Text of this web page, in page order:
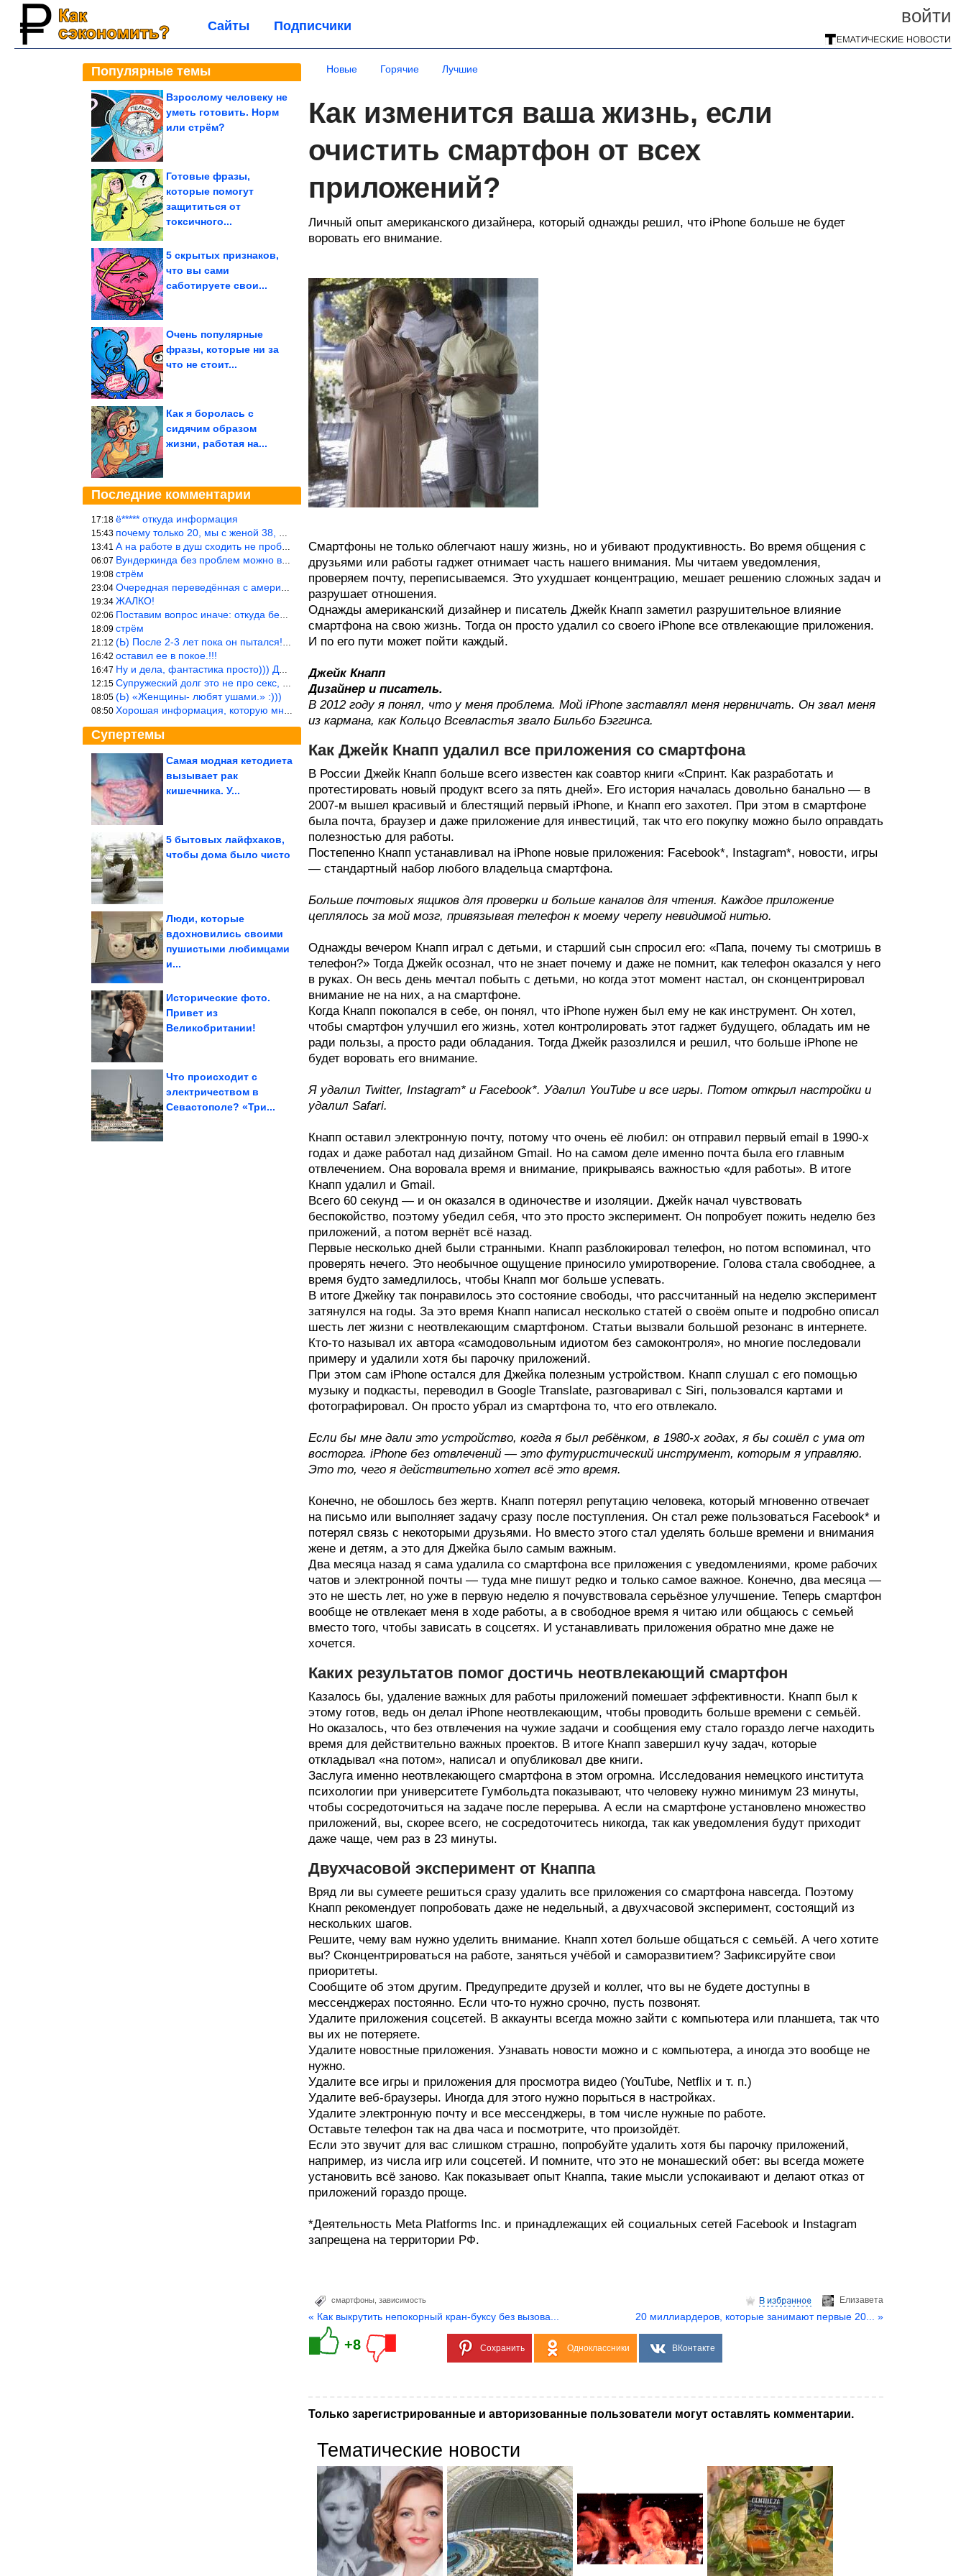
войти
Сайты Подписчики
Популярные темы
Взрослому человеку не
уметь готовить. Норм
или стрём?
Готовые фразы,
которые помогут
защититься от
токсичного...
5 скрытых признаков,
что вы сами
саботируете свои...
Очень популярные
фразы, которые ни за
что не стоит...
Как я боролась с
сидячим образом
жизни, работая на...
Последние комментарии
17:18 ё***** откуда информация
15:43 почему только 20, мы с женой 38, называется ртутной свадьбой, гр
13:41 А на работе в душ сходить не пробовали?
06:07 Вундеркинда без проблем можно вырастить всего-то с максимально р
19:08 стрём
23:04 Очередная переведённая с американского статья. Не работает эта ф
19:34 ЖАЛКО!
02:06 Поставим вопрос иначе: откуда берётся столь зловредный феминизм?
18:09 стрём
21:12 (Ь) После 2-3 лет пока он пытался! :))) Учитывая, что кошки 10-1
16:42 оставил ее в покое.!!!
16:47 Ну и дела, фантастика просто))) Даже и добавить то нечего…
12:15 Супружеский долг это не про секс, это про Жизнь на Земле. Супруж
18:05 (Ь) «Женщины- любят ушами.» :)))
08:50 Хорошая информация, которую многим стоило бы взять на вооружение
Супертемы
Юмор из соцсетей
Самая модная кетодиета
вызывает рак
кишечника. У...
5 бытовых лайфхаков,
чтобы дома было чисто
Люди, которые
вдохновились своими
пушистыми любимцами
и...
Приколы в стиле «Когда
Исторические фото.
Привет из
Великобритании!
Следователи назвали
причину смерти двух
девочек в Туве....
Что происходит с
электричеством в
Севастополе? «Три...
Новые Горячие Лучшие
Как изменится ваша жизнь, если
очистить смартфон от всех
приложений?
Личный опыт американского дизайнера, который однажды решил, что iPhone больше не будет
воровать его внимание.
Смартфоны не только облегчают нашу жизнь, но и убивают продуктивность. Во время общения с
друзьями или работы гаджет отнимает часть нашего внимания. Мы читаем уведомления,
проверяем почту, переписываемся. Это ухудшает концентрацию, мешает решению сложных задач и
разрушает отношения.
Однажды американский дизайнер и писатель Джейк Кнапп заметил разрушительное влияние
смартфона на свою жизнь. Тогда он просто удалил со своего iPhone все отвлекающие приложения.
И по его пути может пойти каждый.
Джейк Кнапп
Дизайнер и писатель.
В 2012 году я понял, что у меня проблема. Мой iPhone заставлял меня нервничать. Он звал меня
из кармана, как Кольцо Всевластья звало Бильбо Бэггинса.
Как Джейк Кнапп удалил все приложения со смартфона
В России Джейк Кнапп больше всего известен как соавтор книги «Спринт. Как разработать и
протестировать новый продукт всего за пять дней». Его история началась довольно банально — в
2007-м вышел красивый и блестящий первый iPhone, и Кнапп его захотел. При этом в смартфоне
была почта, браузер и даже приложение для инвестиций, так что его покупку можно было оправдать
полезностью для работы.
Постепенно Кнапп устанавливал на iPhone новые приложения: Facebook*, Instagram*, новости, игры
— стандартный набор любого владельца смартфона.
Больше почтовых ящиков для проверки и больше каналов для чтения. Каждое приложение
цеплялось за мой мозг, привязывая телефон к моему черепу невидимой нитью.
Однажды вечером Кнапп играл с детьми, и старший сын спросил его: «Папа, почему ты смотришь в
телефон?» Тогда Джейк осознал, что не знает почему и даже не помнит, как телефон оказался у него
в руках. Он весь день мечтал побыть с детьми, но когда этот момент настал, он сконцентрировал
внимание не на них, а на смартфоне.
Когда Кнапп покопался в себе, он понял, что iPhone нужен был ему не как инструмент. Он хотел,
чтобы смартфон улучшил его жизнь, хотел контролировать этот гаджет будущего, обладать им не
ради пользы, а просто ради обладания. Тогда Джейк разозлился и решил, что больше iPhone не
будет воровать его внимание.
Я удалил Twitter, Instagram* и Facebook*. Удалил YouTube и все игры. Потом открыл настройки и
удалил Safari.
Кнапп оставил электронную почту, потому что очень её любил: он отправил первый email в 1990-х
годах и даже работал над дизайном Gmail. Но на самом деле именно почта была его главным
отвлечением. Она воровала время и внимание, прикрываясь важностью «для работы». В итоге
Кнапп удалил и Gmail.
Всего 60 секунд — и он оказался в одиночестве и изоляции. Джейк начал чувствовать
беспокойство, поэтому убедил себя, что это просто эксперимент. Он попробует пожить неделю без
приложений, а потом вернёт всё назад.
Первые несколько дней были странными. Кнапп разблокировал телефон, но потом вспоминал, что
проверять нечего. Это необычное ощущение приносило умиротворение. Голова стала свободнее, а
время будто замедлилось, чтобы Кнапп мог больше успевать.
В итоге Джейку так понравилось это состояние свободы, что рассчитанный на неделю эксперимент
затянулся на годы. За это время Кнапп написал несколько статей о своём опыте и подробно описал
шесть лет жизни с неотвлекающим смартфоном. Статьи вызвали большой резонанс в интернете.
Кто-то называл их автора «самодовольным идиотом без самоконтроля», но многие последовали
примеру и удалили хотя бы парочку приложений.
При этом сам iPhone остался для Джейка полезным устройством. Кнапп слушал с его помощью
музыку и подкасты, переводил в Google Translate, разговаривал с Siri, пользовался картами и
фотографировал. Он просто убрал из смартфона то, что его отвлекало.
Если бы мне дали это устройство, когда я был ребёнком, в 1980-х годах, я бы сошёл с ума от
восторга. iPhone без отвлечений — это футуристический инструмент, которым я управляю.
Это то, чего я действительно хотел всё это время.
Конечно, не обошлось без жертв. Кнапп потерял репутацию человека, который мгновенно отвечает
на письмо или выполняет задачу сразу после поступления. Он стал реже пользоваться Facebook* и
потерял связь с некоторыми друзьями. Но вместо этого стал уделять больше времени и внимания
жене и детям, а это для Джейка было самым важным.
Два месяца назад я сама удалила со смартфона все приложения с уведомлениями, кроме рабочих
чатов и электронной почты — туда мне пишут редко и только самое важное. Конечно, два месяца —
это не шесть лет, но уже в первую неделю я почувствовала серьёзное улучшение. Теперь смартфон
вообще не отвлекает меня в ходе работы, а в свободное время я читаю или общаюсь с семьей
вместо того, чтобы зависать в соцсетях. И устанавливать приложения обратно мне даже не
хочется.
Каких результатов помог достичь неотвлекающий смартфон
Казалось бы, удаление важных для работы приложений помешает эффективности. Кнапп был к
этому готов, ведь он делал iPhone неотвлекающим, чтобы проводить больше времени с семьёй.
Но оказалось, что без отвлечения на чужие задачи и сообщения ему стало гораздо легче находить
время для действительно важных проектов. В итоге Кнапп завершил кучу задач, которые
откладывал «на потом», написал и опубликовал две книги.
Заслуга именно неотвлекающего смартфона в этом огромна. Исследования немецкого института
психологии при университете Гумбольдта показывают, что человеку нужно минимум 23 минуты,
чтобы сосредоточиться на задаче после перерыва. А если на смартфоне установлено множество
приложений, вы, скорее всего, не сосредоточитесь никогда, так как уведомления будут приходит
даже чаще, чем раз в 23 минуты.
Двухчасовой эксперимент от Кнаппа
Вряд ли вы сумеете решиться сразу удалить все приложения со смартфона навсегда. Поэтому
Кнапп рекомендует попробовать даже не недельный, а двухчасовой эксперимент, состоящий из
нескольких шагов.
Решите, чему вам нужно уделить внимание. Кнапп хотел больше общаться с семьёй. А чего хотите
вы? Cконцентрироваться на работе, заняться учёбой и саморазвитием? Зафиксируйте свои
приоритеты.
Сообщите об этом другим. Предупредите друзей и коллег, что вы не будете доступны в
мессенджерах постоянно. Если что-то нужно срочно, пусть позвонят.
Удалите приложения соцсетей. В аккаунты всегда можно зайти с компьютера или планшета, так что
вы их не потеряете.
Удалите новостные приложения. Узнавать новости можно и с компьютера, а иногда это вообще не
нужно.
Удалите все игры и приложения для просмотра видео (YouTube, Netflix и т. п.)
Удалите веб-браузеры. Иногда для этого нужно порыться в настройках.
Удалите электронную почту и все мессенджеры, в том числе нужные по работе.
Оставьте телефон так на два часа и посмотрите, что произойдёт.
Если это звучит для вас слишком страшно, попробуйте удалить хотя бы парочку приложений,
например, из числа игр или соцсетей. И помните, что это не монашеский обет: вы всегда можете
установить всё заново. Как показывает опыт Кнаппа, такие мысли успокаивают и делают отказ от
приложений гораздо проще.
*Деятельность Meta Platforms Inc. и принадлежащих ей социальных сетей Facebook и Instagram
запрещена на территории РФ.
Елизаветa
смартфоны зависимость
« Как выкрутить непокорный кран-буксу без вызова... 20 миллиардеров, которые занимают первые 20... »
+8 Сохранить Одноклассники ВКонтакте
Только зарегистрированные и авторизованные пользователи могут оставлять комментарии.
Тематические новости